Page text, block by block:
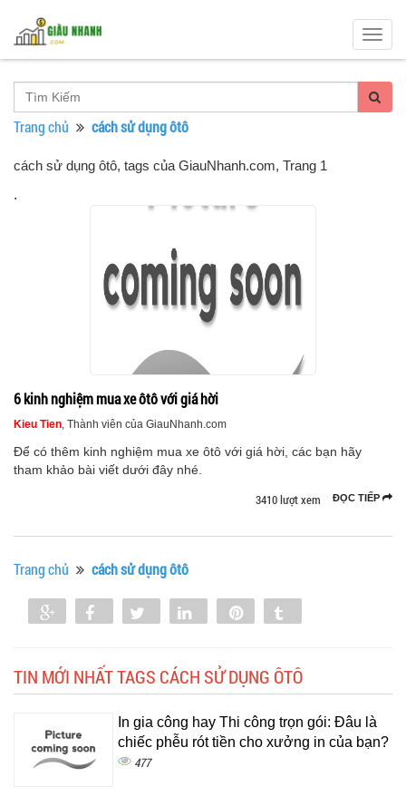
Trang chủ cách sử dụng ôtô
cách sử dụng ôtô, tags của GiauNhanh.com, Trang 1
.
6 kinh nghiệm mua xe ôtô với giá hời
Kieu Tien, Thành viên của GiauNhanh.com
Để có thêm kinh nghiệm mua xe ôtô với giá hời, các bạn hãy
tham khảo bài viết dưới đây nhé.
ĐỌC TIẾP
3410 lượt xem
Trang chủ cách sử dụng ôtô
Share Share Tweet Share
TIN MỚI NHẤT TAGS CÁCH SỬ DỤNG ÔTÔ
In gia công hay Thi công trọn gói: Đâu là
chiếc phễu rót tiền cho xưởng in của bạn?
477